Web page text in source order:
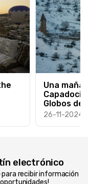
Una
Globos de
26-11-2024
electrónico
recibir información